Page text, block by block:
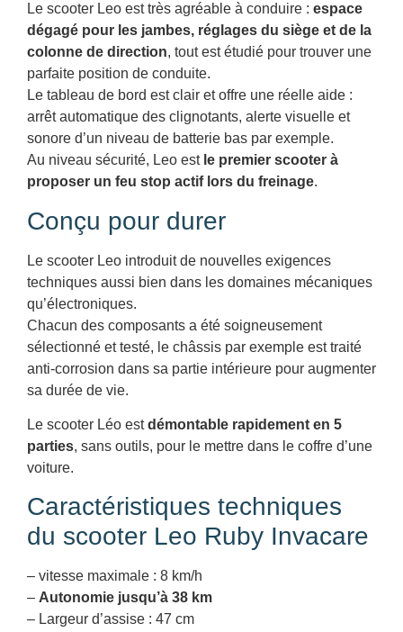
Le scooter Leo est très agréable à conduire : espace
dégagé pour les jambes, réglages du siège et de la
colonne de direction, tout est étudié pour trouver une
parfaite position de conduite.
Le tableau de bord est clair et offre une réelle aide :
arrêt automatique des clignotants, alerte visuelle et
sonore d’un niveau de batterie bas par exemple.
Au niveau sécurité, Leo est le premier scooter à
proposer un feu stop actif lors du freinage.
Conçu pour durer
Le scooter Leo introduit de nouvelles exigences
techniques aussi bien dans les domaines mécaniques
qu’électroniques.
Chacun des composants a été soigneusement
sélectionné et testé, le châssis par exemple est traité
anti-corrosion dans sa partie intérieure pour augmenter
sa durée de vie.
Le scooter Léo estdémontable rapidement en 5
parties, sans outils, pour le mettre dans le coffre d’une
voiture.
Caractéristiques techniques
du scooter Leo Ruby Invacare
– vitesse maximale : 8 km/h
– Autonomie jusqu’à 38 km
– Largeur d’assise : 47 cm